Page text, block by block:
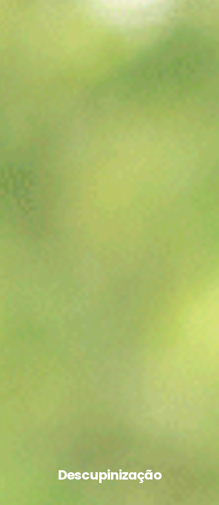
Descupinização